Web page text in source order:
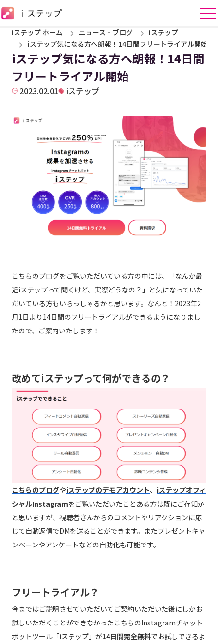
iステップ ホーム ニュース・ブログ
iステップ
iステップ気になる方へ朗報！14日間フリートライアル開始
iステップ気になる方へ朗報！14日間
フリートライアル開始
2023.02.01 iステップ
こちらのブログをご覧いただいている方の中には、「なんか最
近iステップって聞くけど、実際どうなの？」と気になっていた
だいている方もいらっしゃるかと思います。なんと！2023年2
月1日より14日間のフリートライアルができるようになりまし
たので、ご案内いたします！
改めてiステップって何ができるの？
こちらのブログやiステップのデモアカウント、 iステップオフィ
シャルInstagramをご覧いただいたことある方は既にご存知か
と思いますが、視聴者さんからのコメントやリアクションに応
じて自動返信でDMを送ることができます。またプレゼントキャ
ンペーンやアンケートなどの自動化も可能です。
フリートライアル？
今まではご説明させていただいてご契約いただいた後にしかお
試しいただくことができなかったこちらのInstagramチャット
ボットツール「iステップ」が14日間完全無料でお試しできるよ